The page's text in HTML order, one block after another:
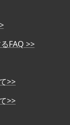
FAQ >>
>>
>>